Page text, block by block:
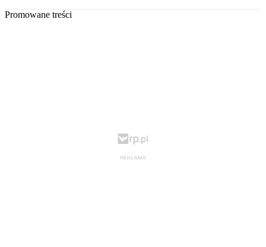
Promowane treści